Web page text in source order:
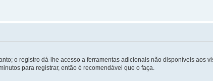
o registro dá-lhe acesso a ferramentas adicionais não disponíveis aos
para registrar, então é recomendável que o faça.